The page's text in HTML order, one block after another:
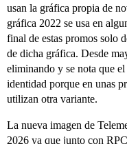
usan la gráfica propia de
gráfica 2022 se usa en
final de estas promos solo
de dicha gráfica. Desde
eliminando y se nota que
identidad porque en unas
utilizan otra variante.
La nueva imagen de
2026 ya que junto con